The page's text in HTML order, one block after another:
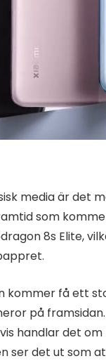
media är det
som
8s Elite,
kommer få ett
på
handlar det
ser det ut som